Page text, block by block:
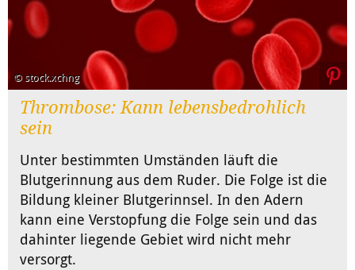
© stock.xchng
Thrombose: Kann lebensbedrohlich
sein
Unter bestimmten Umständen läuft die
Blutgerinnung aus dem Ruder. Die Folge ist die
Bildung kleiner Blutgerinnsel. In den Adern
kann eine Verstopfung die Folge sein und das
dahinter liegende Gebiet wird nicht mehr
versorgt.